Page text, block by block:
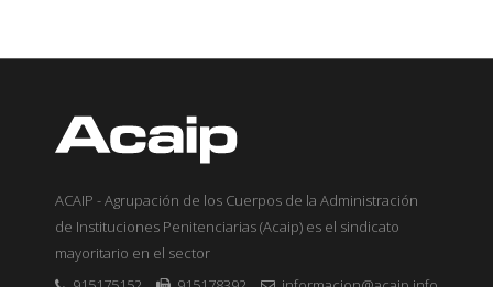
ACAIP - Agrupación de los Cuerpos de la Administración
de Instituciones Penitenciarias (Acaip) es el sindicato
mayoritario en el sector